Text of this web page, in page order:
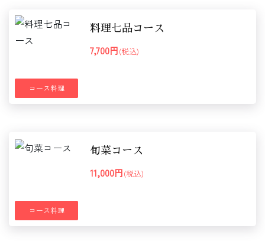
コース料理
料理七品コース
7,700円(税込)
コース料理
旬菜コース
11,000円(税込)